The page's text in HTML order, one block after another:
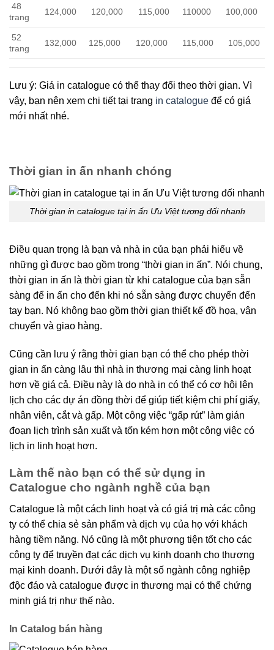
48
trang
124,000 120,000 115,000 110000 100,000
52
trang
132,000 125,000 120,000 115,000 105,000
Lưu ý: Giá in catalogue có thể thay đổi theo thời gian. Vì
vậy, bạn nên xem chi tiết tại trang in catalogue để có giá
mới nhất nhé.
Thời gian in ấn nhanh chóng
Thời gian in catalogue tại in ấn Ưu Việt tương đối nhanh
Điều quan trọng là bạn và nhà in của bạn phải hiểu về
những gì được bao gồm trong “thời gian in ấn”. Nói chung,
thời gian in ấn là thời gian từ khi catalogue của bạn sẵn
sàng để in ấn cho đến khi nó sẵn sàng được chuyển đến
tay bạn. Nó không bao gồm thời gian thiết kế đồ họa, vận
chuyển và giao hàng.
Cũng cần lưu ý rằng thời gian bạn có thể cho phép thời
gian in ấn càng lâu thì nhà in thương mại càng linh hoạt
hơn về giá cả. Điều này là do nhà in có thể có cơ hội lên
lịch cho các dự án đồng thời để giúp tiết kiệm chi phí giấy,
nhân viên, cắt và gấp. Một công việc “gấp rút” làm gián
đoạn lịch trình sản xuất và tốn kém hơn một công việc có
lịch in linh hoạt hơn.
Làm thế nào bạn có thể sử dụng in
Catalogue cho ngành nghề của bạn
Catalogue là một cách linh hoạt và có giá trị mà các công
ty có thể chia sẻ sản phẩm và dịch vụ của họ với khách
hàng tiềm năng. Nó cũng là một phương tiện tốt cho các
công ty để truyền đạt các dịch vụ kinh doanh cho thương
mại kinh doanh. Dưới đây là một số ngành công nghiệp
độc đáo và catalogue được in thương mại có thể chứng
minh giá trị như thế nào.
In Catalog bán hàng